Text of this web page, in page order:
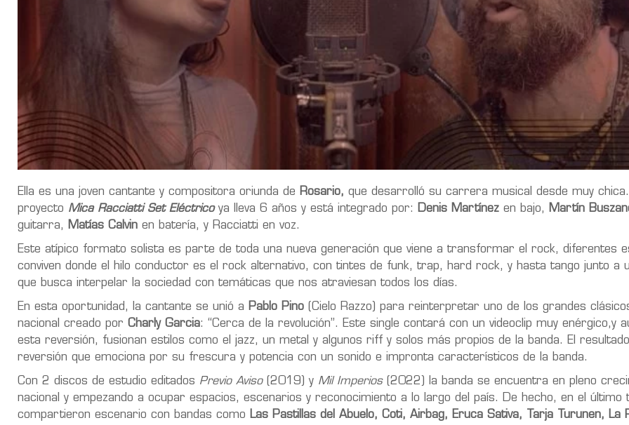
Ella es una joven cantante y compositora oriunda de Rosario, que desarrolló su carrera musical desde muy
proyecto Mica Racciatti Set Eléctrico ya lleva 6 años y está integrado por: Denis Martínez en bajo, Martín
guitarra,
Matías Calvin en batería, y Racciatti en voz.
Este atípico formato solista es parte de toda una nueva generación que viene a transformar el rock, diferentes
conviven donde el hilo conductor es el rock alternativo, con tintes de funk, trap, hard rock, y hasta tango junto a
que busca interpelar la sociedad con temáticas que nos atraviesan todos los días.
En esta oportunidad, la cantante se unió a Pablo Pino (Cielo Razzo) para reinterpretar uno de los grandes
nacional creado por Charly Garcia: “Cerca de la revolución”. Este single contará con un videoclip muy enérgico,y
esta reversión, fusionan estilos como el jazz, un metal y algunos riff y solos más propios de la banda. El
reversión que emociona por su frescura y potencia con un sonido e impronta característicos de la banda.
Con 2 discos de estudio editados Previo Aviso(2019) y Mil Imperios(2022) la banda se encuentra en pleno
nacional y empezando a ocupar espacios, escenarios y reconocimiento a lo largo del país. De hecho, en el último
compartieron escenario con bandas como Las Pastillas del Abuelo, Coti, Airbag, Eruca Sativa, Tarja Turunen, La